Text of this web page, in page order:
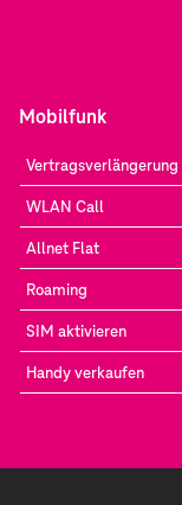
Mobilfunk
Vertragsverlängerung
WLAN Call
Allnet Flat
Roaming
SIM aktivieren
Handy verkaufen